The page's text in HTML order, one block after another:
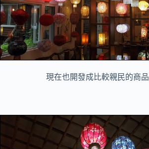
現在也開發成比較親民的商品